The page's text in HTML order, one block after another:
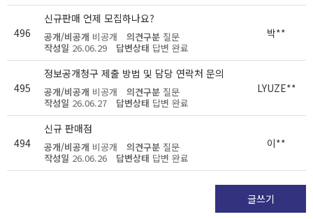
496
신규판매 언제 모집하나요?
공개/비공개 비공개 의견구분 질문
작성일 26.06.29 답변상태 답변 완료
박**
495
정보공개청구 제출 방법 및 담당 연락처 문의
공개/비공개 비공개 의견구분 질문
작성일 26.06.27 답변상태 답변 완료
LYUZE**
494
신규 판매점
공개/비공개 비공개 의견구분 질문
작성일 26.06.26 답변상태 답변 완료
이**
글쓰기